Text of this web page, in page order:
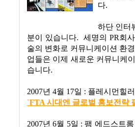
다.
하단 인터
분이 있습니다. 세명의 PR회
술의 변화로 커뮤니케이션 환
업들은 이제 새로운 커뮤니케
습니다.
2007년 4월 17일 : 플레시먼힐
`FTA 시대엔 글로벌 홍보전략
2007년 6월 5일 : 팸 에드스트